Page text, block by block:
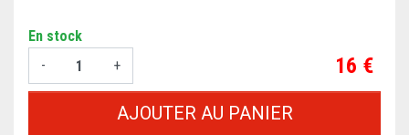
En stock
-
+ Prix
16 €
AJOUTER AU PANIER